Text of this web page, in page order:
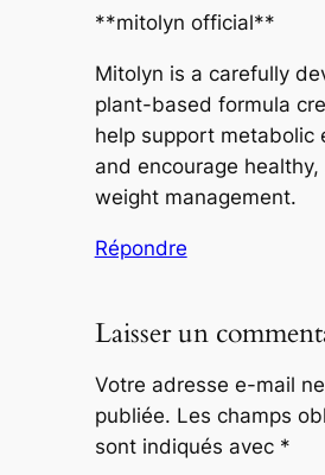
**mitolyn official**
Mitolyn is a carefully
plant-based formula
help support metabolic
and encourage healthy,
weight management.
Répondre
Laisser un
Votre adresse e-mail
publiée. Les champs
sont indiqués avec *